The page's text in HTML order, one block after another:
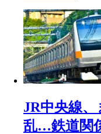
JR中央線
乱…鉄道関